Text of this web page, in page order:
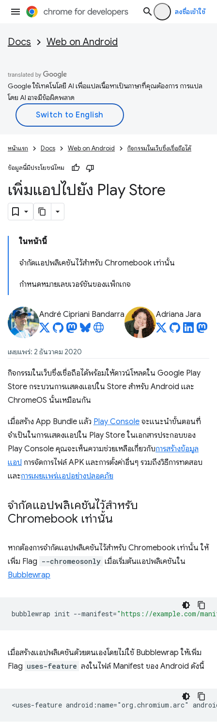
ลงชื่อเข้าใช้
Docs Web on Android
Google ใช้เทคโนโลยี AI เพื่อแปลเนื้อหาเป็นภาษาที่คุณต้องการ การแปล
โดย AI อาจมีข้อผิดพลาด
หน้าแรก Docs Web on Android กิจกรรมในเว็บซึ่งเชื่อถือได้
ข้อมูลนี้มีประโยชน์ไหม
เพิ่มแอปไปยัง Play Store
ในหน้านี้
จำกัดแอปพลิเคชันไว้สำหรับ Chromebook เท่านั้น
กำหนดหมายเลขเวอร์ชันของแพ็กเกจ
André Cipriani Bandarra Adriana Jara
เผยแพร่: 2 ธันวาคม 2020
กิจกรรมในเว็บซึ่งเชื่อถือได้พร้อมให้ดาวน์โหลดใน Google Play
Store กระบวนการแสดงแอปใน Store สำหรับ Android และ
ChromeOS นั้นเหมือนกัน
เมื่อสร้าง App Bundle แล้ว Play Console จะแนะนำขั้นตอนที่
จำเป็นในการแสดงแอปใน Play Store ในเอกสารประกอบของ
Play Console คุณจะเห็นความช่วยเหลือเกี่ยวกับการสร้างข้อมูล
แอป การจัดการไฟล์ APK และการตั้งค่าอื่นๆ รวมถึงวิธีการทดสอบ
และการเผยแพร่แอปอย่างปลอดภัย
จำกัดแอปพลิเคชันไว้สำหรับ
Chromebook เท่านั้น
หากต้องการจำกัดแอปพลิเคชันไว้สำหรับ Chromebook เท่านั้น ให้
เพิ่ม Flag --chromeosonly เมื่อเริ่มต้นแอปพลิเคชันใน
Bubblewrap
bubblewrap init --manifest="https://example.com/
เมื่อสร้างแอปพลิเคชันด้วยตนเองโดยไม่ใช้ Bubblewrap ให้เพิ่ม
Flag uses-feature ลงในไฟล์ Manifest ของ Android ดังนี้
<uses-feature android:name="org.chromium.arc"